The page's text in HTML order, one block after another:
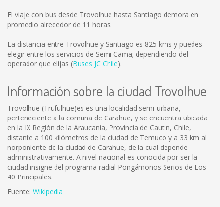
El viaje con bus desde Trovolhue hasta Santiago demora en
promedio alrededor de 11 horas.
La distancia entre Trovolhue y Santiago es 825 kms y puedes
elegir entre los servicios de Semi Cama; dependiendo del
operador que elijas (Buses JC Chile).
Información sobre la ciudad Trovolhue
Trovolhue (Trüfülhue)es es una localidad semi-urbana,
perteneciente a la comuna de Carahue, y se encuentra ubicada
en la IX Región de la Araucanía, Provincia de Cautin, Chile,
distante a 100 kilómetros de la ciudad de Temuco y a 33 km al
norponiente de la ciudad de Carahue, de la cual depende
administrativamente. A nivel nacional es conocida por ser la
ciudad insigne del programa radial Pongámonos Serios de Los
40 Principales.
Fuente: Wikipedia